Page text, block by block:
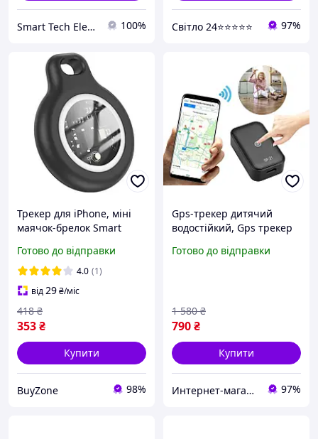
Smart Tech Electronics 100% Cвітло 24⭐⭐⭐⭐⭐ 97%
Трекер для iPhone, міні
маячок-брелок Smart
велосипеда, дітей, літніх
людей та тварин (коти,
собаки), портативний
Готово до відправки
4.0 (1)
від29₴/міс
353₴
418 ₴
Купити
BuyZone 98%
Gps-трекер дитячий
водостійкий, Gps трекер
для стеження за
Готово до відправки
790₴
1 580 ₴
Купити
Интернет-магазин "АТМ" 97%